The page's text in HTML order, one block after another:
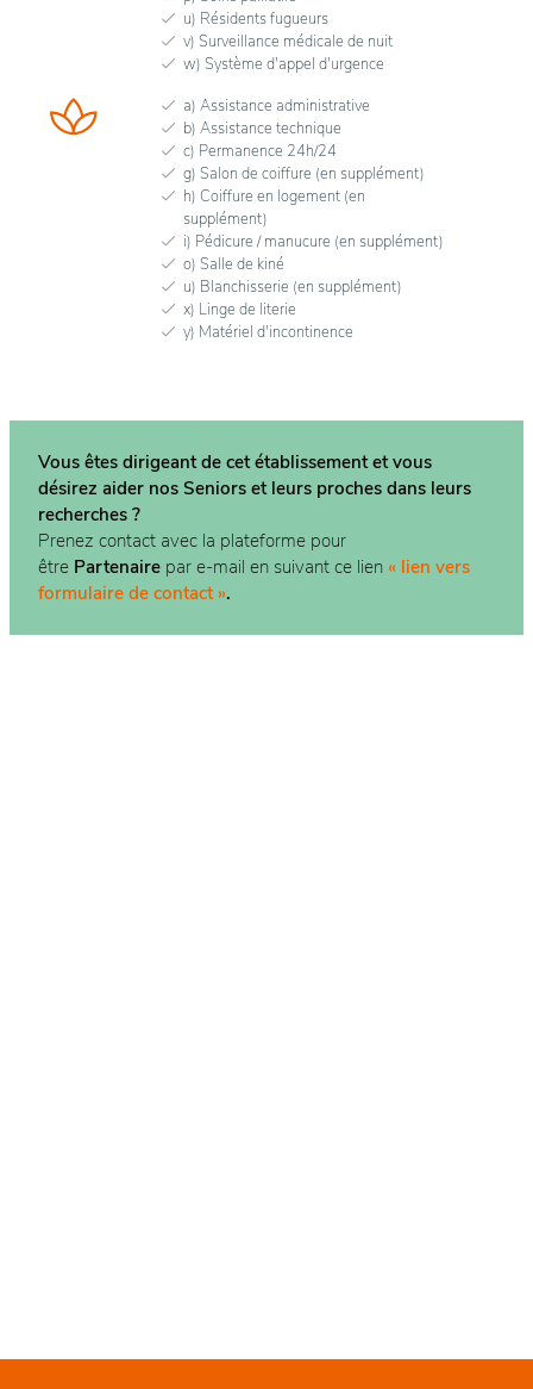
u) Résidents fugueurs
v) Surveillance médicale de nuit
w) Système d'appel d'urgence
a) Assistance administrative
b) Assistance technique
c) Permanence 24h/24
g) Salon de coiffure (en supplément)
h) Coiffure en logement (en
supplément)
i) Pédicure / manucure (en supplément)
o) Salle de kiné
u) Blanchisserie (en supplément)
x) Linge de literie
y) Matériel d'incontinence
Vous êtes dirigeant de cet établissement et vous
désirez aider nos Seniors et leurs proches dans leurs
recherches ?
Prenez contact avec la plateforme pour
être Partenaire par e-mail en suivant ce lien « lien vers
formulaire de contact ».